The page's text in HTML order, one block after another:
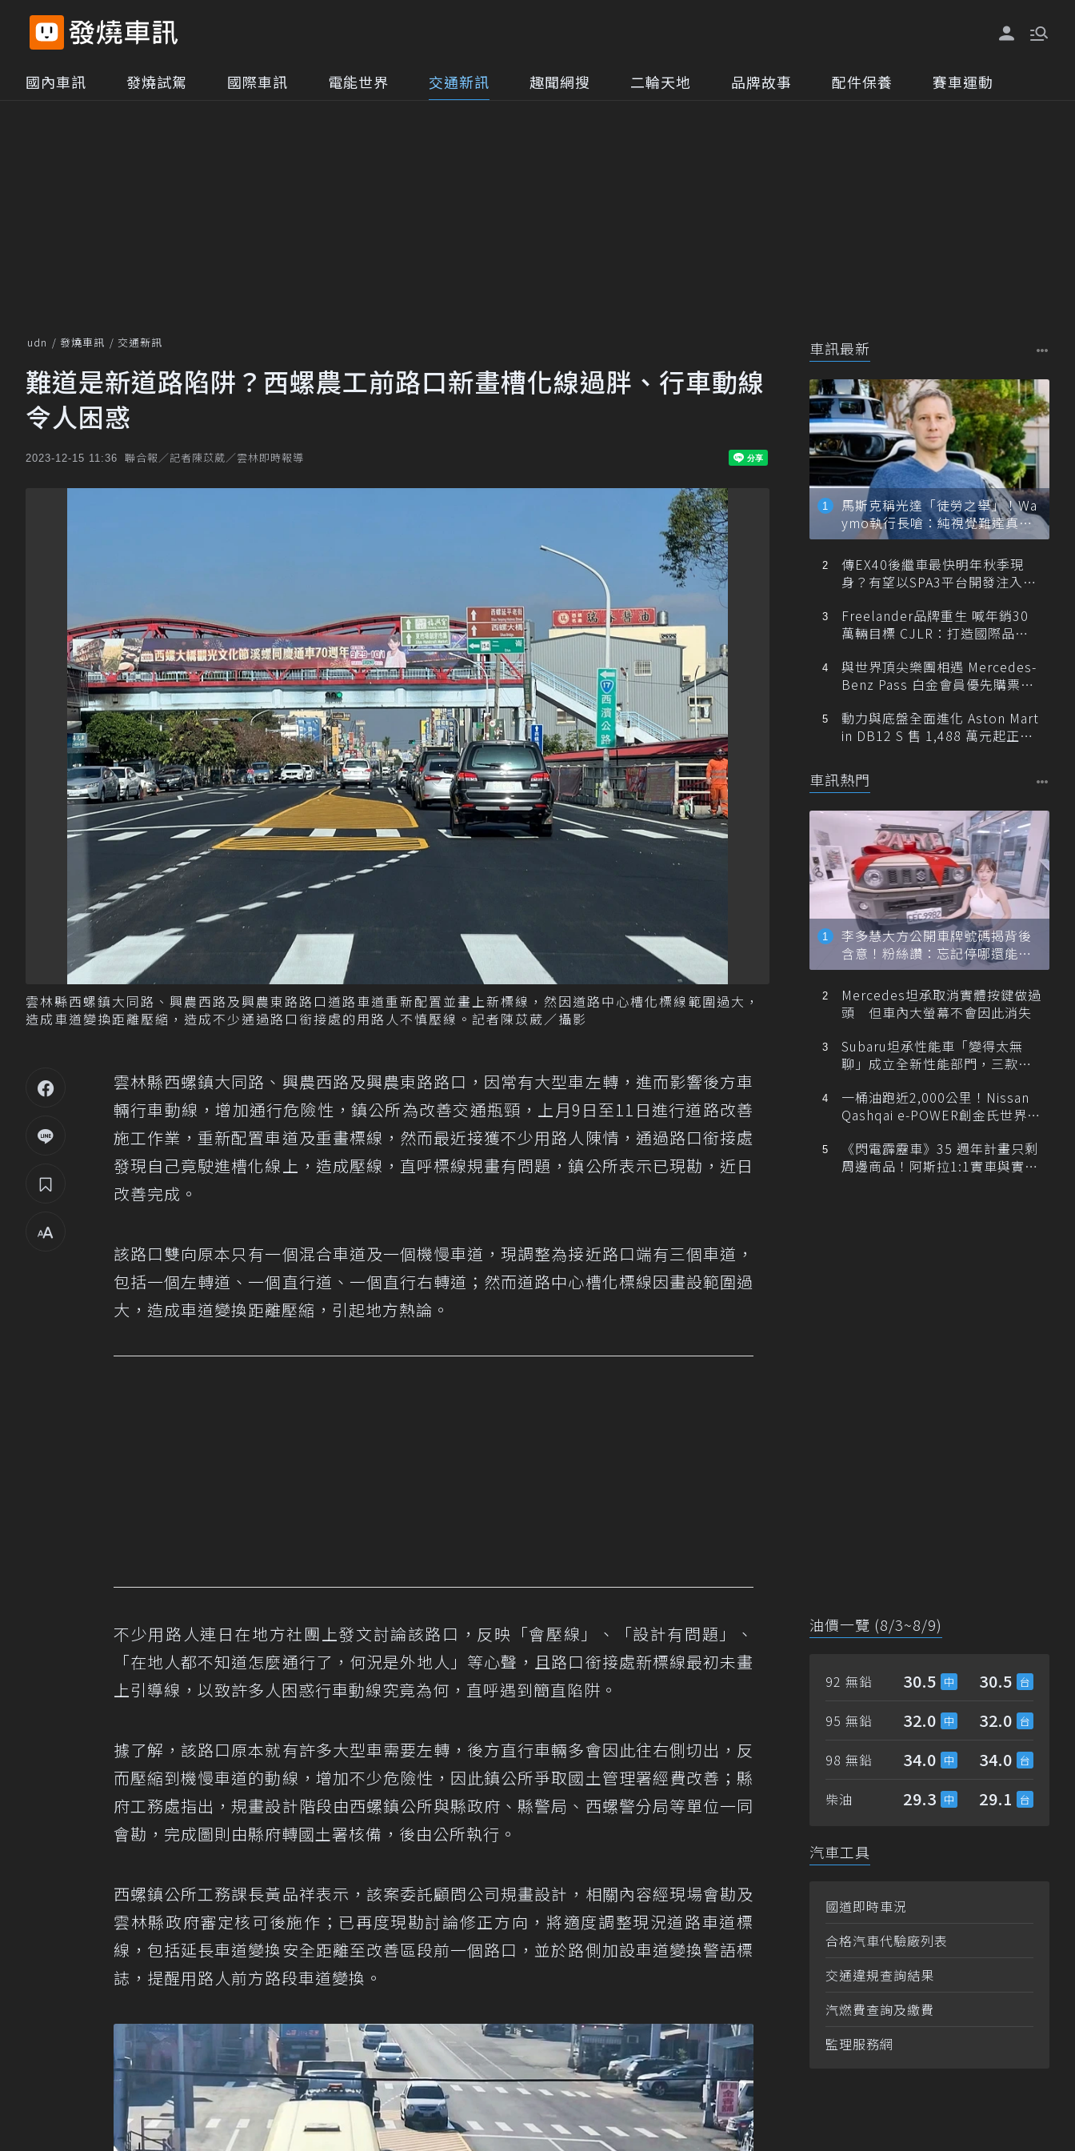
國內車訊 發燒試駕 國際車訊 電能世界 交通新訊 趣聞網搜 二輪天地 品牌故事 配件保養 賽車運動
udn 發燒車訊 交通新訊
難道是新道路陷阱？西螺農工前路口新畫槽化線過胖、行車動線
令人困惑
2023-12-15 11:36 聯合報／記者陳苡葳／雲林即時報導
雲林縣西螺鎮大同路、興農西路及興農東路路口道路車道重新配置並畫上新標線，然因道路中心槽化標線範圍過大，
造成車道變換距離壓縮，造成不少通過路口銜接處的用路人不慎壓線。記者陳苡葳／攝影
雲林縣西螺鎮大同路、興農西路及興農東路路口，因常有大型車左轉，進而影響後方車
輛行車動線，增加通行危險性，鎮公所為改善交通瓶頸，上月9日至11日進行道路改善
施工作業，重新配置車道及重畫標線，然而最近接獲不少用路人陳情，通過路口銜接處
發現自己竟駛進槽化線上，造成壓線，直呼標線規畫有問題，鎮公所表示已現勘，近日
改善完成。
該路口雙向原本只有一個混合車道及一個機慢車道，現調整為接近路口端有三個車道，
包括一個左轉道、一個直行道、一個直行右轉道；然而道路中心槽化標線因畫設範圍過
大，造成車道變換距離壓縮，引起地方熱論。
不少用路人連日在地方社團上發文討論該路口，反映「會壓線」、「設計有問題」、
「在地人都不知道怎麼通行了，何況是外地人」等心聲，且路口銜接處新標線最初未畫
上引導線，以致許多人困惑行車動線究竟為何，直呼遇到簡直陷阱。
據了解，該路口原本就有許多大型車需要左轉，後方直行車輛多會因此往右側切出，反
而壓縮到機慢車道的動線，增加不少危險性，因此鎮公所爭取國土管理署經費改善；縣
府工務處指出，規畫設計階段由西螺鎮公所與縣政府、縣警局、西螺警分局等單位一同
會勘，完成圖則由縣府轉國土署核備，後由公所執行。
西螺鎮公所工務課長黃品祥表示，該案委託顧問公司規畫設計，相關內容經現場會勘及
雲林縣政府審定核可後施作；已再度現勘討論修正方向，將適度調整現況道路車道標
線，包括延長車道變換安全距離至改善區段前一個路口，並於路側加設車道變換警語標
誌，提醒用路人前方路段車道變換。
車訊最新
馬斯克稱光達「徒勞之舉」！Wa
ymo執行長嗆：純視覺難達真正
自動駕駛
傳EX40後繼車最快明年秋季現
身？有望以SPA3平台開發注入80
Freelander品牌重生 喊年銷30
萬輛目標 CJLR：打造國際品牌
與世界頂尖樂團相遇 Mercedes-
Benz Pass 白金會員優先購票維
動力與底盤全面進化 Aston Mart
in DB12 S 售 1,488 萬元起正式
車訊熱門
李多慧大方公開車牌號碼揭背後
含意！粉絲讚：忘記停哪還能幫
忙找車
Mercedes坦承取消實體按鍵做過
頭 但車內大螢幕不會因此消失
Subaru坦承性能車「變得太無
聊」成立全新性能部門，三款手
一桶油跑近2,000公里！Nissan
Qashqai e-POWER創金氏世界紀
《閃電霹靂車》35 週年計畫只剩
周邊商品！阿斯拉1:1實車與實體
油價一覽 (8/3~8/9)
92 無鉛 30.5 30.5
95 無鉛 32.0 32.0
98 無鉛 34.0 34.0
柴油 29.3 29.1
汽車工具
國道即時車況
合格汽車代驗廠列表
交通違規查詢結果
汽燃費查詢及繳費
監理服務網